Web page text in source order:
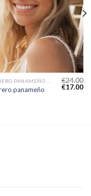
panameño
€24.00
€17.00